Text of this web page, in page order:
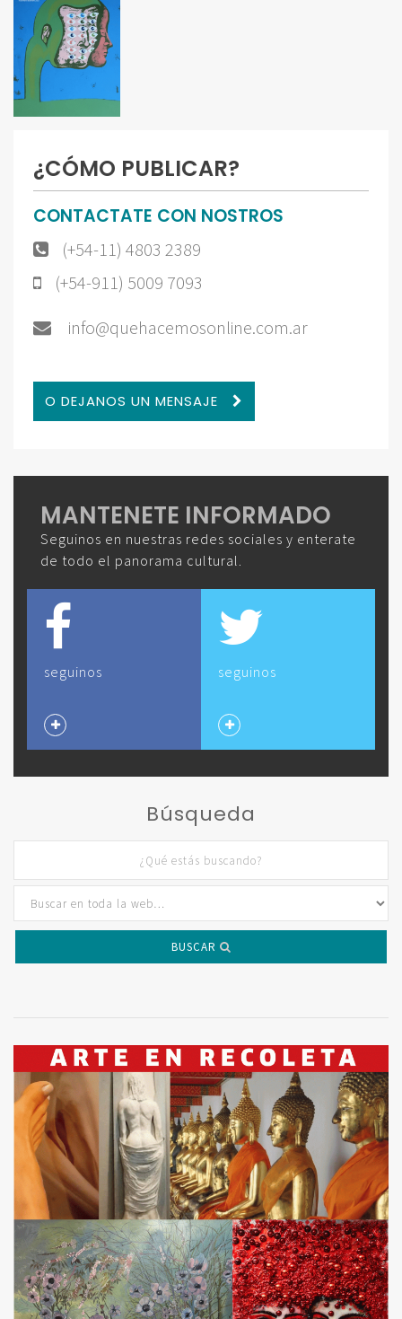
¿CÓMO PUBLICAR?
CONTACTATE CON NOSTROS
(+54-11) 4803 2389
(+54-911) 5009 7093
info@quehacemosonline.com.ar
O DEJANOS UN MENSAJE
MANTENETE INFORMADO
Seguinos en nuestras redes sociales y enterate
de todo el panorama cultural.
seguinos seguinos
Búsqueda
BUSCAR